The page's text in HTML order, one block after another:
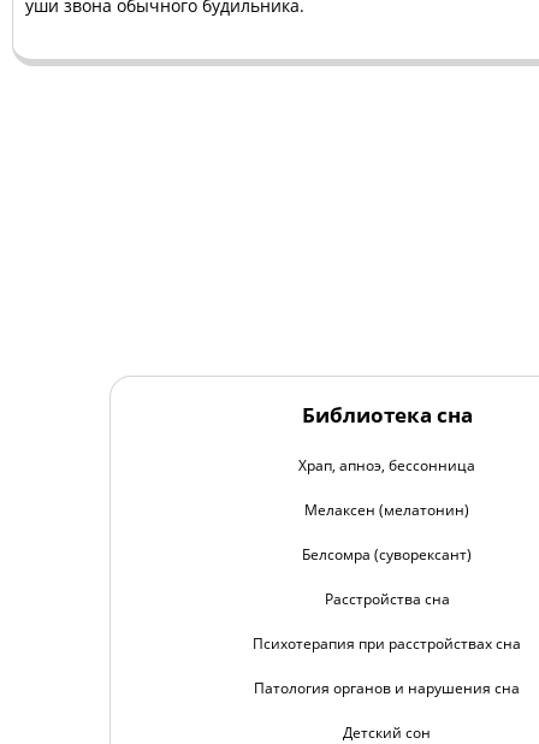
уши звона обычного будильника.
Библиотека сна
Храп, апноэ, бессонница
Мелаксен (мелатонин)
Белсомра (суворексант)
Расстройства сна
Психотерапия при расстройствах сна
Патология органов и нарушения сна
Детский сон